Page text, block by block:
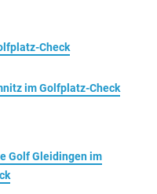
Check
im Golfplatz-Check
Golf Gleidingen im